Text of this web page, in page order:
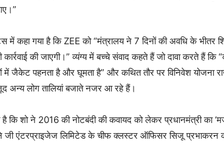
में कहा गया है कि ZEE को “मंत्रालय ने 7 दिनों की अवधि के भीतर
की जाएगी।” व्यंग्य में बच्चे संवाद कहते हैं जो दावा करते हैं
पहनता है और घूमता है” और कथित तौर पर विनिवेश योजना
अन्य लोग तालियां बजाते नजर आ रहे हैं।
कि शो ने 2016 की नोटबंदी की कवायद को लेकर प्रधानमंत्री का
ने जी एंटरप्राइजेज लिमिटेड के चीफ क्लस्टर ऑफिसर सिजू